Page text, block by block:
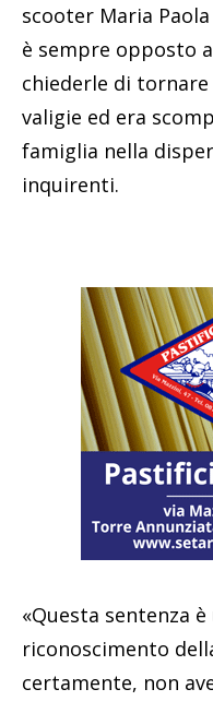
scooter Maria
è sempre opposto
chiederle di tornare
valigie ed era
famiglia nella
inquirenti.
«Questa sentenza
riconoscimento
certamente, non